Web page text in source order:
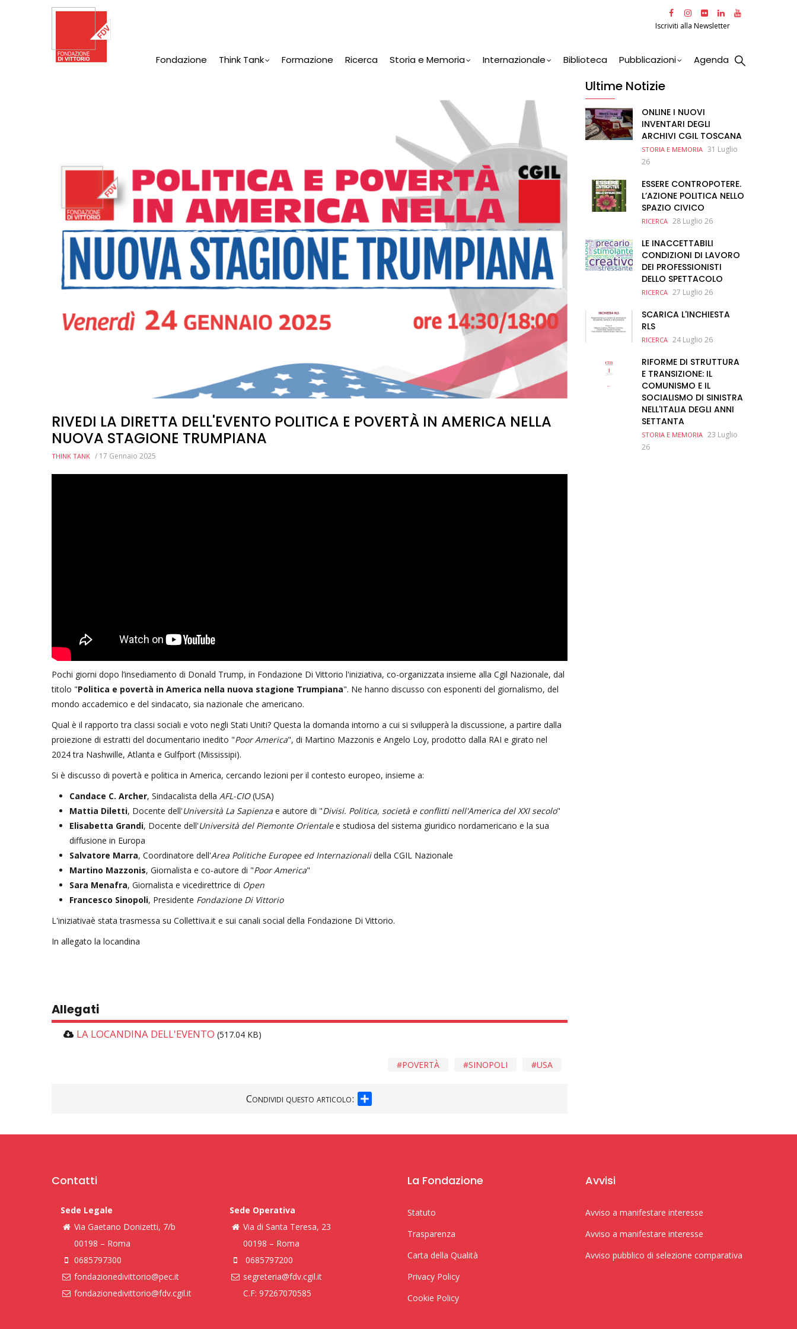
Iscriviti alla Newsletter
Fondazione Think Tank Formazione Ricerca Storia e Memoria Internazionale Biblioteca Pubblicazioni Agenda
RIVEDI LA DIRETTA DELL'EVENTO POLITICA E POVERTÀ IN AMERICA NELLA
NUOVA STAGIONE TRUMPIANA
THINK TANK / 17 Gennaio 2025
Pochi giorni dopo l’insediamento di Donald Trump, in Fondazione Di Vittorio l'iniziativa, co-organizzata insieme alla Cgil Nazionale, dal
titolo "Politica e povertà in America nella nuova stagione Trumpiana". Ne hanno discusso con esponenti del giornalismo, del
mondo accademico e del sindacato, sia nazionale che americano.
Qual è il rapporto tra classi sociali e voto negli Stati Uniti? Questa la domanda intorno a cui si svilupperà la discussione, a partire dalla
proiezione di estratti del documentario inedito "Poor America", di Martino Mazzonis e Angelo Loy, prodotto dalla RAI e girato nel
2024 tra Nashwille, Atlanta e Gulfport (Mississipi).
Si è discusso di povertà e politica in America, cercando lezioni per il contesto europeo, insieme a:
Candace C. Archer, Sindacalista della AFL-CIO(USA)
Mattia Diletti, Docente dell'Università La Sapienza e autore di "Divisi. Politica, società e conflitti nell'America del XXI secolo"
Elisabetta Grandi, Docente dell'Università del Piemonte Orientalee studiosa del sistema giuridico nordamericano e la sua
diffusione in Europa
Salvatore Marra, Coordinatore dell'Area Politiche Europee ed Internazionalidella CGIL Nazionale
Martino Mazzonis, Giornalista e co-autore di "Poor America"
Sara Menafra, Giornalista e vicedirettrice di Open
Francesco Sinopoli, Presidente Fondazione Di Vittorio
L'iniziativaè stata trasmessa su Collettiva.it e sui canali social della Fondazione Di Vittorio.
In allegato la locandina
Allegati
LA LOCANDINA DELL'EVENTO (517.04 KB)
USA
SINOPOLI
POVERTÀ
Condividi questo articolo:
Ultime Notizie
ONLINE I NUOVI
INVENTARI DEGLI
ARCHIVI CGIL TOSCANA
STORIA E MEMORIA 31 Luglio
26
ESSERE CONTROPOTERE.
L’AZIONE POLITICA NELLO
SPAZIO CIVICO
RICERCA 28 Luglio 26
LE INACCETTABILI
CONDIZIONI DI LAVORO
DEI PROFESSIONISTI
DELLO SPETTACOLO
RICERCA 27 Luglio 26
SCARICA L'INCHIESTA
RLS
RICERCA 24 Luglio 26
RIFORME DI STRUTTURA
E TRANSIZIONE: IL
COMUNISMO E IL
SOCIALISMO DI SINISTRA
NELL'ITALIA DEGLI ANNI
SETTANTA
STORIA E MEMORIA 23 Luglio
26
Contatti
Sede Legale
Via Gaetano Donizetti, 7/b
00198 – Roma
0685797300
fondazionedivittorio@pec.it
fondazionedivittorio@fdv.cgil.it
Sede Operativa
Via di Santa Teresa, 23
00198 – Roma
0685797200
segreteria@fdv.cgil.it
C.F: 97267070585
La Fondazione
Statuto
Trasparenza
Carta della Qualità
Privacy Policy
Cookie Policy
Avvisi
Avviso a manifestare interesse
Avviso a manifestare interesse
Avviso pubblico di selezione comparativa